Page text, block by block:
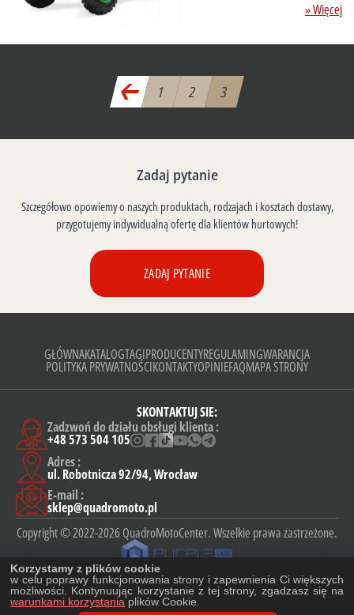
» Więcej
1 2 3
Zadaj pytanie
Szczegółowo opowiemy o naszych produktach, rodzajach i kosztach dostawy,
przygotujemy indywidualną ofertę dla klientów hurtowych!
ZADAJ PYTANIE
GŁÓWNAKATALOGTAGIPRODUCENTYREGULAMINGWARANCJA
POLITYKA PRYWATNOŚCIKONTAKTYOPINIEFAQMAPA STRONY
Korzystamy z plików cookie
w celu poprawy funkcjonowania strony i zapewnienia Ci większych
możliwości. Kontynuując korzystanie z tej strony, zgadzasz się na
warunkami korzystaniaplików Cookie.
SKONTAKTUJ SIE:
Zadzwoń do działu obsługi klienta :
+48 573 504 105
Adres :
ul. Robotnicza 92/94, Wrocław
E-mail :
sklep@quadromoto.pl
Copyright © 2022-2026 QuadroMotoCenter. Wszelkie prawa zastrzeżone.
Wszelkie informacje prezentowane na stronie mają charakter wyłącznie informacyjny
i nie stanowią oferty publicznej.